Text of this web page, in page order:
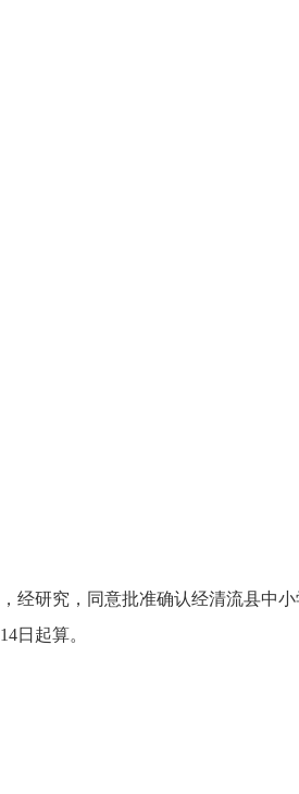
经研究，同意批准确认经清流县中
日起算。